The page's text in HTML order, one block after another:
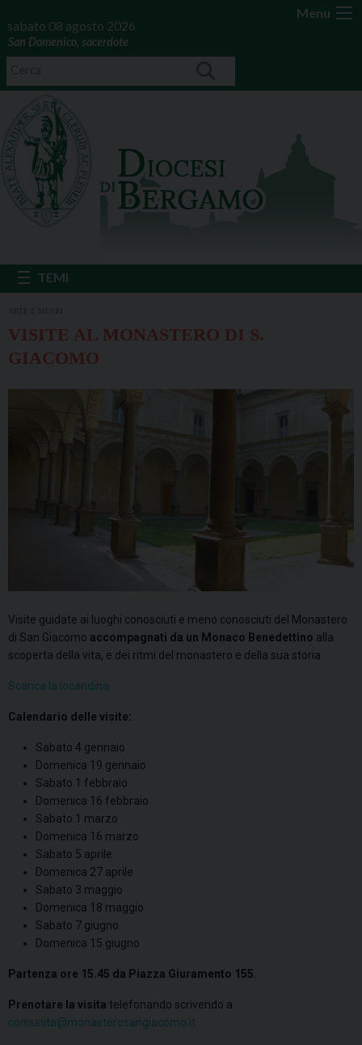
Menu
sabato 08 agosto 2026
San Domenico, sacerdote
VISITE AL MONASTERO DI S.
GIACOMO
Visite guidate ai luoghi conosciuti e meno conosciuti del Monastero
di San Giacomo accompagnati da un Monaco Benedettino alla
scoperta della vita, e dei ritmi del monastero e della sua storia.
Scarica la locandina
Calendario delle visite:
Sabato 4 gennaio
Domenica 19 gennaio
Sabato 1 febbraio
Domenica 16 febbraio
Sabato 1 marzo
Domenica 16 marzo
Sabato 5 aprile
Domenica 27 aprile
Sabato 3 maggio
Domenica 18 maggio
Sabato 7 giugno
Domenica 15 giugno
Partenza ore 15.45 da Piazza Giuramento 155
Prenotare la visita telefonando scrivendo a
comunita@monasterosangiacomo.it